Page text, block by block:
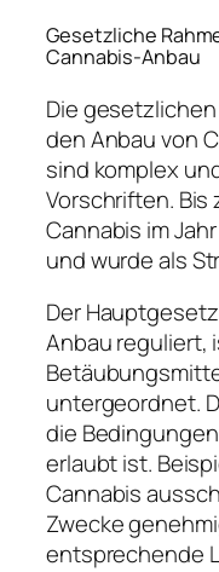
Gesetzliche
Cannabis-Anbau
Die
den Anbau von
sind komplex
Vorschriften. Bis
Cannabis im
und wurde als
Der
Anbau reguliert,
untergeordnet.
die
erlaubt ist.
Cannabis
Zwecke
entsprechende